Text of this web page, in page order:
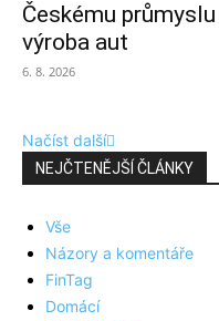
Českému
výroba aut
6. 8. 2026
Načíst další
NEJČTENĚJŠÍ ČLÁNKY
Vše
Názory a komentáře
FinTag
Domácí